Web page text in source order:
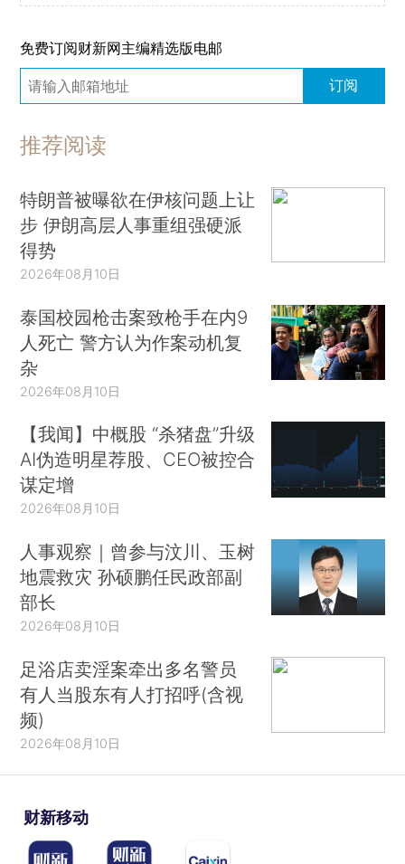
免费订阅财新网主编精选版电邮
订阅
推荐阅读
特朗普被曝欲在伊核问题上让
步 伊朗高层人事重组强硬派
得势
2026年08月10日
泰国校园枪击案致枪手在内9
人死亡 警方认为作案动机复
杂
2026年08月10日
【我闻】中概股 “杀猪盘”升级
AI伪造明星荐股、CEO被控合
谋定增
2026年08月10日
人事观察｜曾参与汶川、玉树
地震救灾 孙硕鹏任民政部副
部长
2026年08月10日
足浴店卖淫案牵出多名警员
有人当股东有人打招呼(含视
频)
2026年08月10日
财新移动